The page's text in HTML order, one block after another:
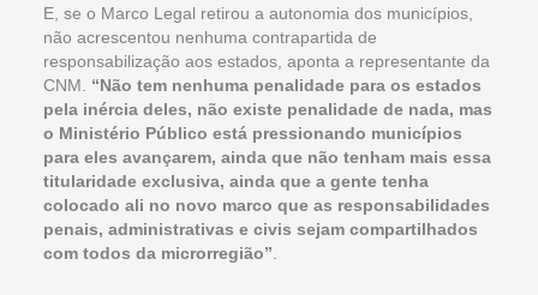
E, se o Marco Legal retirou a autonomia dos municípios,
não acrescentou nenhuma contrapartida de
responsabilização aos estados, aponta a representante da
CNM. “Não tem nenhuma penalidade para os estados
pela inércia deles, não existe penalidade de nada, mas
o Ministério Público está pressionando municípios
para eles avançarem, ainda que não tenham mais essa
titularidade exclusiva, ainda que a gente tenha
colocado ali no novo marco que as responsabilidades
penais, administrativas e civis sejam compartilhados
com todos da microrregião”